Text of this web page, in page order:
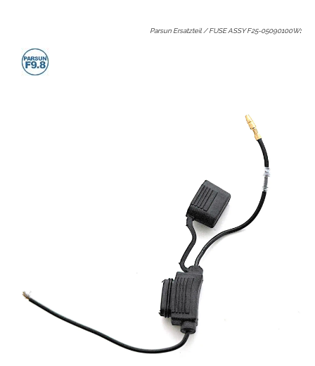
Parsun Ersatzteil / FUSE ASSY F25-05090100W: